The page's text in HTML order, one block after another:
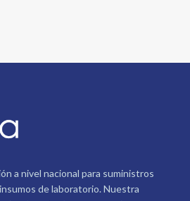
a nivel nacional para suministros
de laboratorio. Nuestra